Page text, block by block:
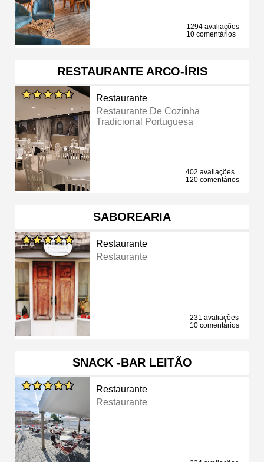
1294 avaliações
10 comentários
RESTAURANTE ARCO-ÍRIS
Restaurante
Restaurante De Cozinha
Tradicional Portuguesa
402 avaliações
120 comentários
SABOREARIA
Restaurante
Restaurante
231 avaliações
10 comentários
SNACK -BAR LEITÃO
Restaurante
Restaurante